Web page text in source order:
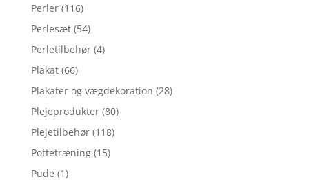
Perler (116)
Perlesæt (54)
Perletilbehør (4)
Plakat (66)
Plakater og vægdekoration (28)
Plejeprodukter (80)
Plejetilbehør (118)
Pottetræning (15)
Pude (1)